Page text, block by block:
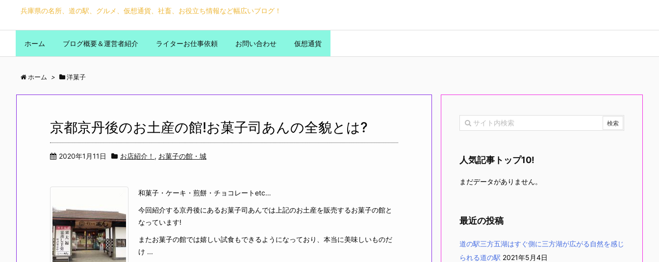
兵庫県の名所、道の駅、グルメ、仮想通貨、社畜、お役立ち情報など幅広いブログ！
ホーム ブログ概要＆運営者紹介 ライターお仕事依頼 お問い合わせ 仮想通貨
ホーム > 洋菓子
京都京丹後のお土産の館!お菓子司あんの全貌とは?
2020年1月11日 お店紹介！ , お菓子の館・城
和菓子・ケーキ・煎餅・チョコレートetc…
今回紹介する京丹後にあるお菓子司あんでは上記のお土産を販売するお菓子の館と
なっています!
またお菓子の館では嬉しい試食もできるようになっており、本当に美味しいものだ
け ...
人気記事トップ10!
まだデータがありません。
最近の投稿
道の駅三方五湖はすぐ側に三方湖が広がる自然を感じ
られる道の駅 2021年5月4日